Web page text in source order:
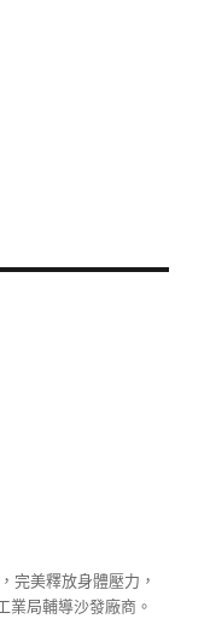
完美釋放身體壓力，
業局輔導沙發廠商。